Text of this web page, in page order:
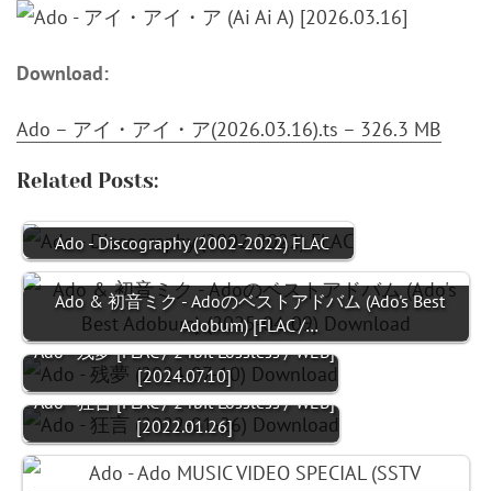
Download:
Ado – アイ・アイ・ア(2026.03.16).ts – 326.3 MB
Related Posts:
Ado - Discography (2002-2022) FLAC
Ado & 初音ミク - Adoのベストアドバム (Ado's Best
Adobum) [FLAC /…
Ado - 残夢 [FLAC / 24bit Lossless / WEB]
[2024.07.10]
Ado - 狂言 [FLAC / 24bit Lossless / WEB]
[2022.01.26]